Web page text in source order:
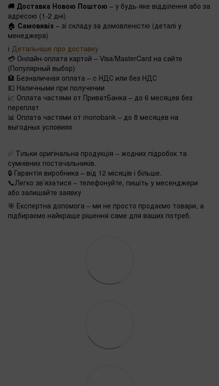
🚚 Доставка Новою Поштою – у будь-яке відділення або за
адресою (1-2 дні)
🏠 Самовивіз – зі складу за домовленістю (деталі у
менеджера)
ℹ️ Детальніше про доставку
💳 Онлайн-оплата картой – Visa/MasterCard на сайте
(Популярный выбор)
🏦 Безналичная оплата – с НДС или без НДС
💵 Наличными при получении
📈 Оплата частями от ПриватБанка – до 6 месяцев без
переплат
📊 Оплата частями от monobank – до 8 месяцев на
выгодных условиях
✅ Тільки оригінальна продукція – жодних підробок та
сумнівних постачальників.
🔒 Гарантія виробника – від 12 місяців і більше.
📞Легко зв’язатися – телефонуйте, пишіть у месенджери
або залишайте заявку
🎯 Експертна допомога – ми не просто продаємо товари, а
підбираємо найкраще рішення саме для ваших потреб.